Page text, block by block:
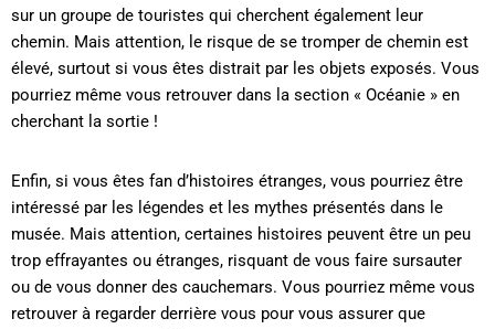
sur un groupe de touristes qui cherchent également leur
chemin. Mais attention, le risque de se tromper de chemin est
élevé, surtout si vous êtes distrait par les objets exposés. Vous
pourriez même vous retrouver dans la section « Océanie » en
cherchant la sortie !
Enfin, si vous êtes fan d’histoires étranges, vous pourriez être
intéressé par les légendes et les mythes présentés dans le
musée. Mais attention, certaines histoires peuvent être un peu
trop effrayantes ou étranges, risquant de vous faire sursauter
ou de vous donner des cauchemars. Vous pourriez même vous
retrouver à regarder derrière vous pour vous assurer que